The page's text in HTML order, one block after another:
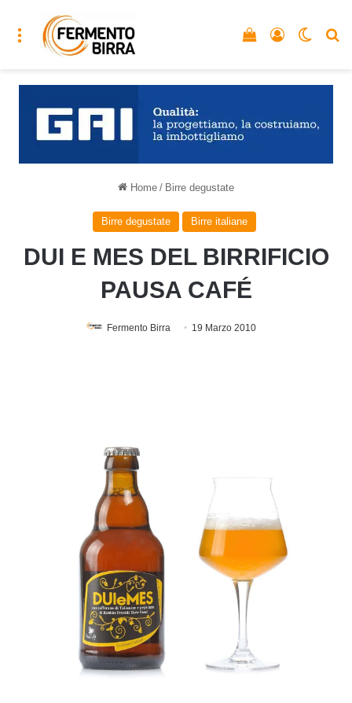
Menu Accedi
Vedi il carrello
Home / Birre degustate
Birre degustate Birre italiane
DUI E MES DEL BIRRIFICIO
PAUSA CAFÉ
Fermento Birra 19 Marzo 2010